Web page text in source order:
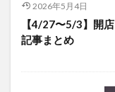
2026年5月4日
【4/27〜5/3】開
記事まとめ